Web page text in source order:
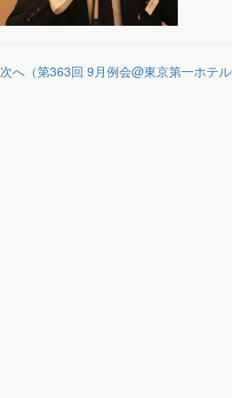
次へ（第363回 9月例会@東京第一ホテ